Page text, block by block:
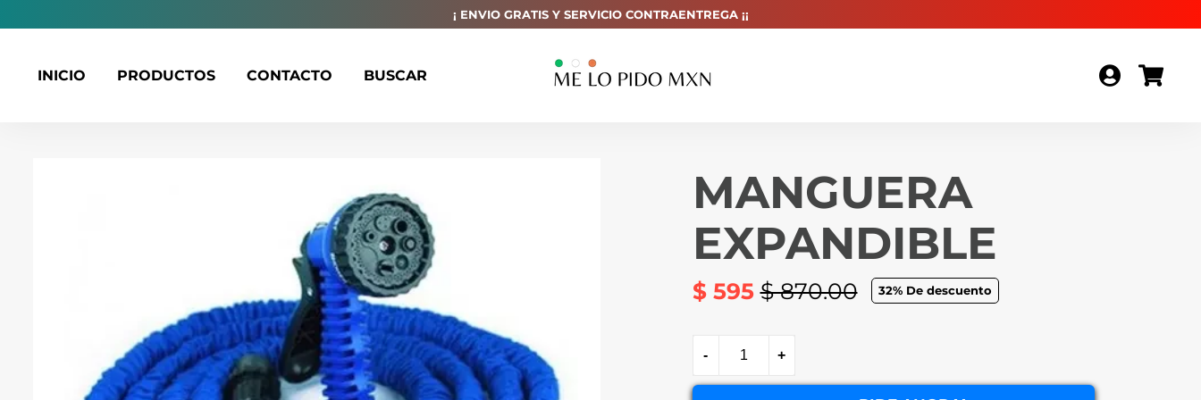
¡ ENVIO GRATIS Y SERVICIO CONTRAENTREGA ¡¡
INICIO PRODUCTOS CONTACTO BUSCAR
MANGUERA
EXPANDIBLE
$ 595 $ 870.00
Precio
32% De descuento
+
-